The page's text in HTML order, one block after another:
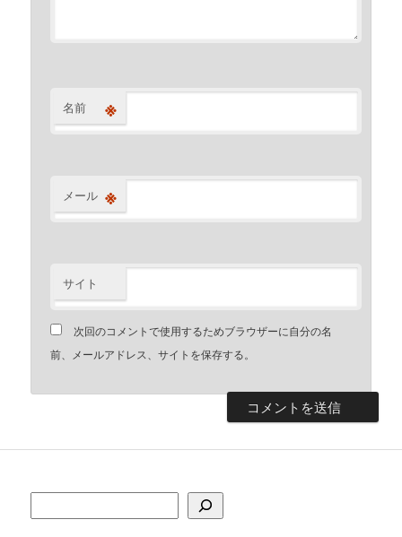
名前 ※
メール ※
サイト
次回のコメントで使用するためブラウザーに自分の名
前、メールアドレス、サイトを保存する。